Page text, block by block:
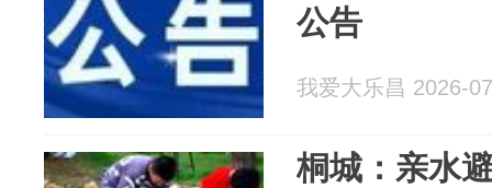
公告
我爱大乐昌 2026-
桐城：亲水